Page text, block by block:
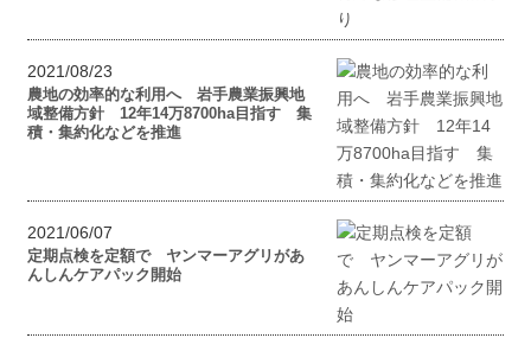
2021/08/23
農地の効率的な利用へ 岩手農業振興地
域整備方針 12年14万8700‌ha目指す 集
積・集約化などを推進
2021/06/07
定期点検を定額で ヤンマーアグリがあ
んしんケアパック開始